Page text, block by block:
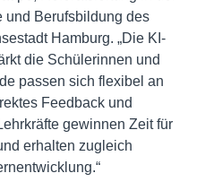
und Berufsbildung des
Hamburg. „Die KI-
die Schülerinnen und
passen sich flexibel an
Feedback und
gewinnen Zeit für
erhalten zugleich